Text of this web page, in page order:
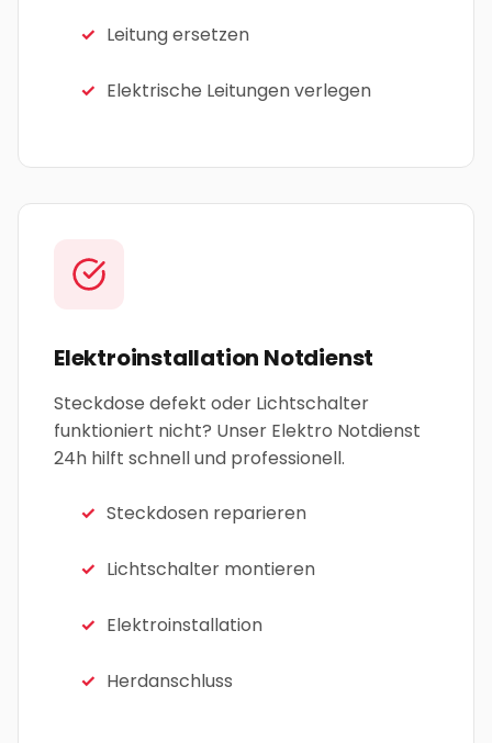
Leitung ersetzen
Elektrische Leitungen verlegen
Elektroinstallation Notdienst
Steckdose defekt oder Lichtschalter
funktioniert nicht? Unser Elektro Notdienst
24h hilft schnell und professionell.
Steckdosen reparieren
Lichtschalter montieren
Elektroinstallation
Herdanschluss